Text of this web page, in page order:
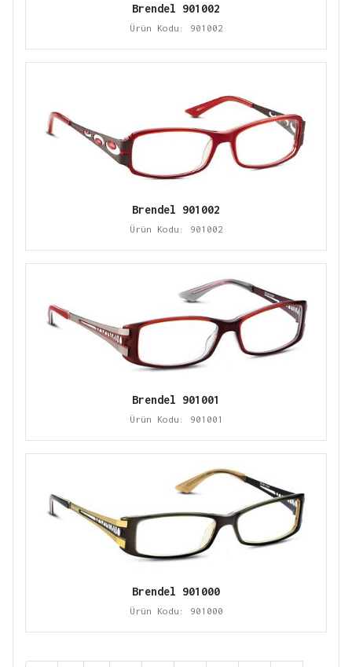
Brendel 901002
Ürün Kodu: 901002
Brendel 901002
Ürün Kodu: 901002
Brendel 901001
Ürün Kodu: 901001
Brendel 901000
Ürün Kodu: 901000